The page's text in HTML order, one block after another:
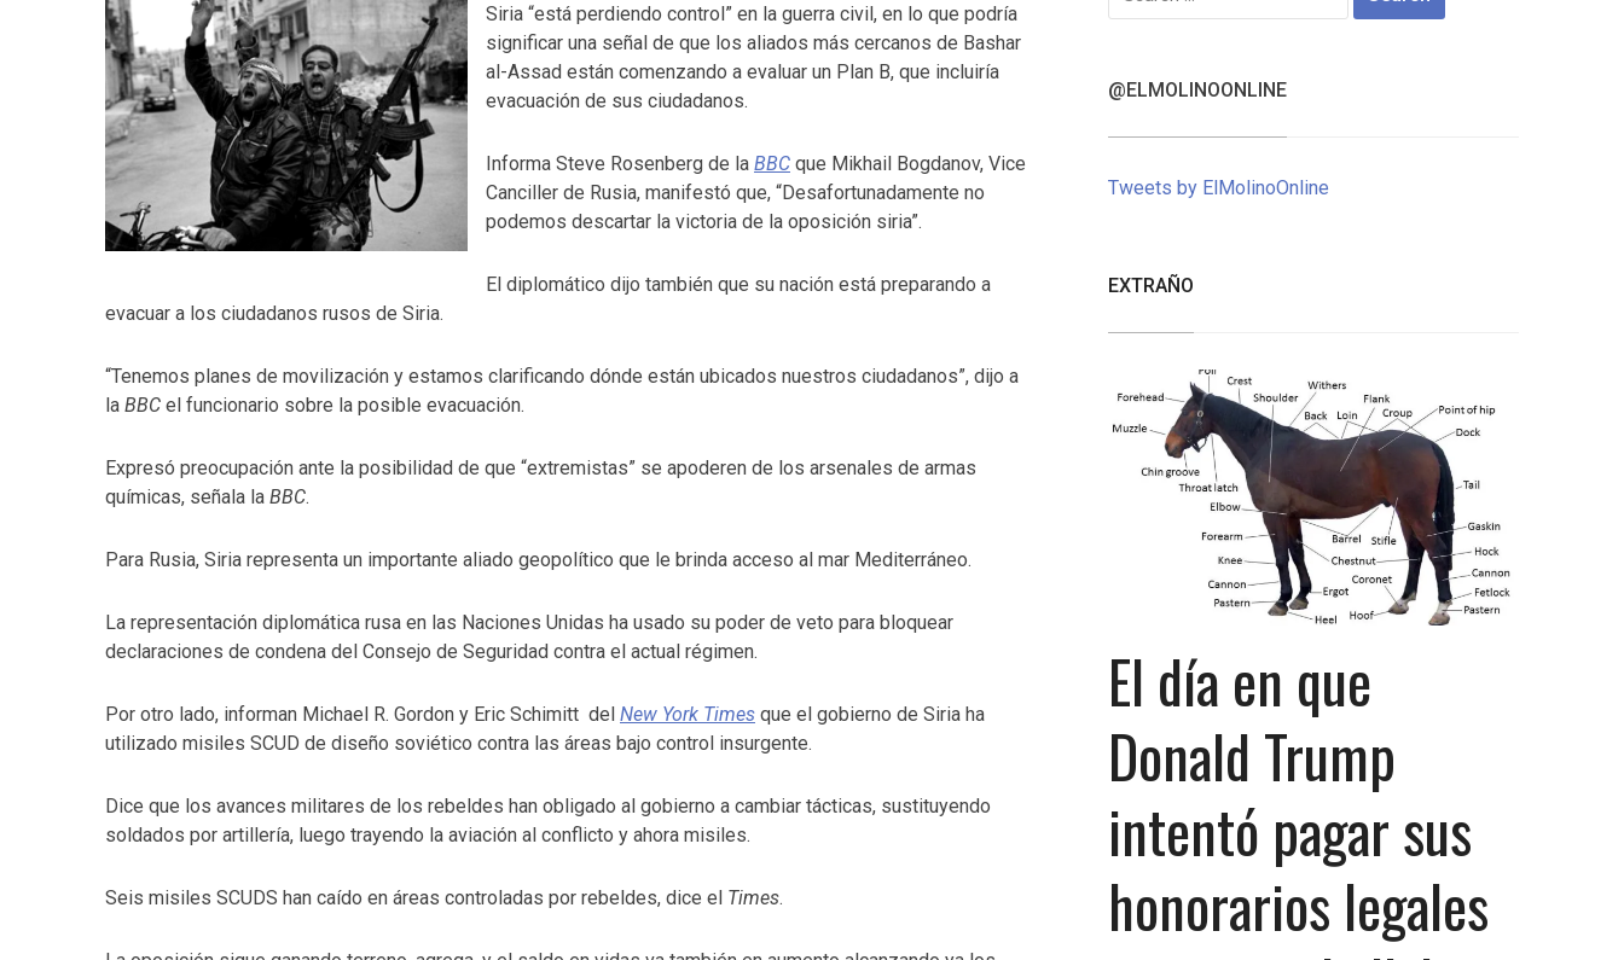
Siria “está perdiendo control” en la guerra civil, en lo que podría
significar una señal de que los aliados más cercanos de Bashar
al-Assad están comenzando a evaluar un Plan B, que incluiría
evacuación de sus ciudadanos.
Informa Steve Rosenberg de la BBC que Mikhail Bogdanov, Vice
Canciller de Rusia, manifestó que, “Desafortunadamente no
podemos descartar la victoria de la oposición siria”.
El diplomático dijo también que su nación está preparando a
evacuar a los ciudadanos rusos de Siria.
“Tenemos planes de movilización y estamos clarificando dónde están ubicados nuestros ciudadanos”, dijo a
la BBC el funcionario sobre la posible evacuación.
Expresó preocupación ante la posibilidad de que “extremistas” se apoderen de los arsenales de armas
químicas, señala la BBC.
Para Rusia, Siria representa un importante aliado geopolítico que le brinda acceso al mar Mediterráneo.
La representación diplomática rusa en las Naciones Unidas ha usado su poder de veto para bloquear
declaraciones de condena del Consejo de Seguridad contra el actual régimen.
Por otro lado, informan Michael R. Gordon y Eric Schimitt del New York Times que el gobierno de Siria ha
utilizado misiles SCUD de diseño soviético contra las áreas bajo control insurgente.
Dice que los avances militares de los rebeldes han obligado al gobierno a cambiar tácticas, sustituyendo
soldados por artillería, luego trayendo la aviación al conflicto y ahora misiles.
Seis misiles SCUDS han caído en áreas controladas por rebeldes, dice el Times.
for:
@ELMOLINOONLINE
Tweets by ElMolinoOnline
EXTRAÑO
El día en que
Donald Trump
intentó pagar sus
honorarios legales